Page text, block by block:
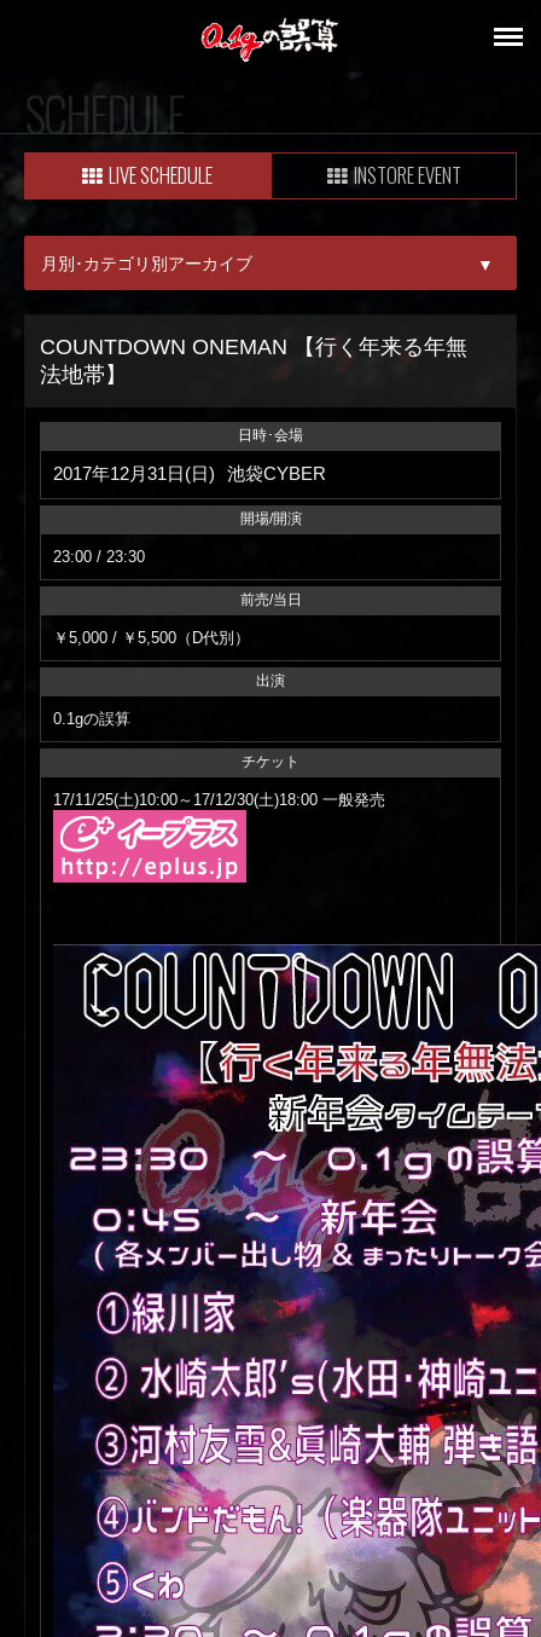
SCHEDULE
LIVE SCHEDULE INSTORE EVENT
月別･カテゴリ別アーカイブ ▼
ALL
08月
09月
COUNTDOWN ONEMAN 【行く年来る年無
法地帯】
日時･会場
2017年12月31日(日) 池袋CYBER
開場/開演
23:00 / 23:30
前売/当日
￥5,000 / ￥5,500（D代別）
出演
0.1gの誤算
チケット
17/11/25(土)10:00～17/12/30(土)18:00一般発売